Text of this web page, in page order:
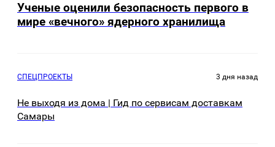
Ученые оценили безопасность первого в
мире «вечного» ядерного хранилища
СПЕЦПРОЕКТЫ 3 дня назад
Не выходя из дома | Гид по сервисам доставкам
Самары